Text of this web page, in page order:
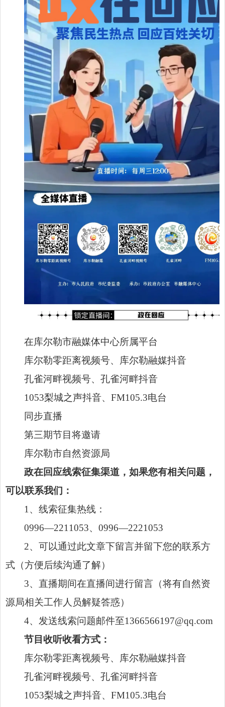
在库尔勒市融媒体中心所属平台
库尔勒零距离视频号、库尔勒融媒抖音
孔雀河畔视频号、孔雀河畔抖音
1053梨城之声抖音、FM105.3电台
同步直播
第三期节目将邀请
库尔勒市自然资源局
政在回应线索征集渠道，如果您有相关问题，
可以联系我们：
1、线索征集热线：
0996—2211053、0996—2221053
2、可以通过此文章下留言并留下您的联系方
式（方便后续沟通了解）
3、直播期间在直播间进行留言（将有自然资
源局相关工作人员解疑答惑）
4、发送线索问题邮件至1366566197@qq.com
节目收听收看方式：
库尔勒零距离视频号、库尔勒融媒抖音
孔雀河畔视频号、孔雀河畔抖音
1053梨城之声抖音、FM105.3电台